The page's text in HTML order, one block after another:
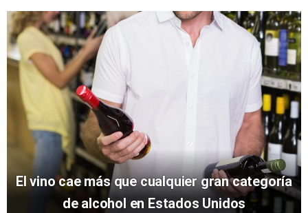
El vino cae más que cualquier gran categoría
de alcohol en Estados Unidos